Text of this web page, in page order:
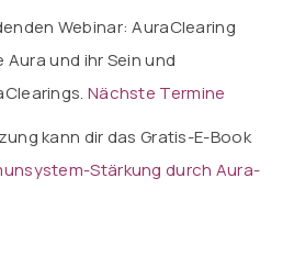
Webinar: AuraClearing
und ihr Sein und
Nächste Termine
kann dir das Gratis-E-Book
Stärkung durch Aura-